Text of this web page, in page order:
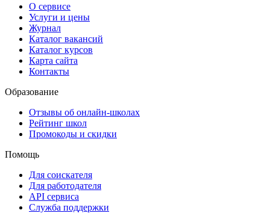
О сервисе
Услуги и цены
Журнал
Каталог вакансий
Каталог курсов
Карта сайта
Контакты
Образование
Отзывы об онлайн-школах
Рейтинг школ
Промокоды и скидки
Помощь
Для соискателя
Для работодателя
API сервиса
Служба поддержки